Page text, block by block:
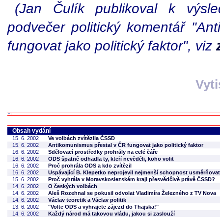
(Jan Čulík publikoval k
podvečer politický komentář
fungovat jako politický faktor", viz
Obsah vydání
15. 6. 2002
Ve volbách zvítězila ČSSD
15. 6. 2002
Antikomunismus přestal v ČR fungovat jako politický faktor
16. 6. 2002
Sdělovací prostředky prohrály na celé čáře
16. 6. 2002
ODS špatně odhadla ty, kteří nevěděli, koho volit
16. 6. 2002
Proč prohrála ODS a kdo zvítězil
16. 6. 2002
Uspávající B. Klepetko neprojevil nejmenší schopnost
15. 6. 2002
Proč vyhrála v Moravskoslezském kraji přesvědčivě právě ČSSD?
14. 6. 2002
O českých volbách
14. 6. 2002
Aleš Rozehnal se pokusil odvolat Vladimíra Železného z TV Nova
14. 6. 2002
Václav teoretik a Václav politik
13. 6. 2002
"Volte ODS a vyhrajete zájezd do Thajska!"
14. 6. 2002
Každý národ má takovou vládu, jakou si zaslouží